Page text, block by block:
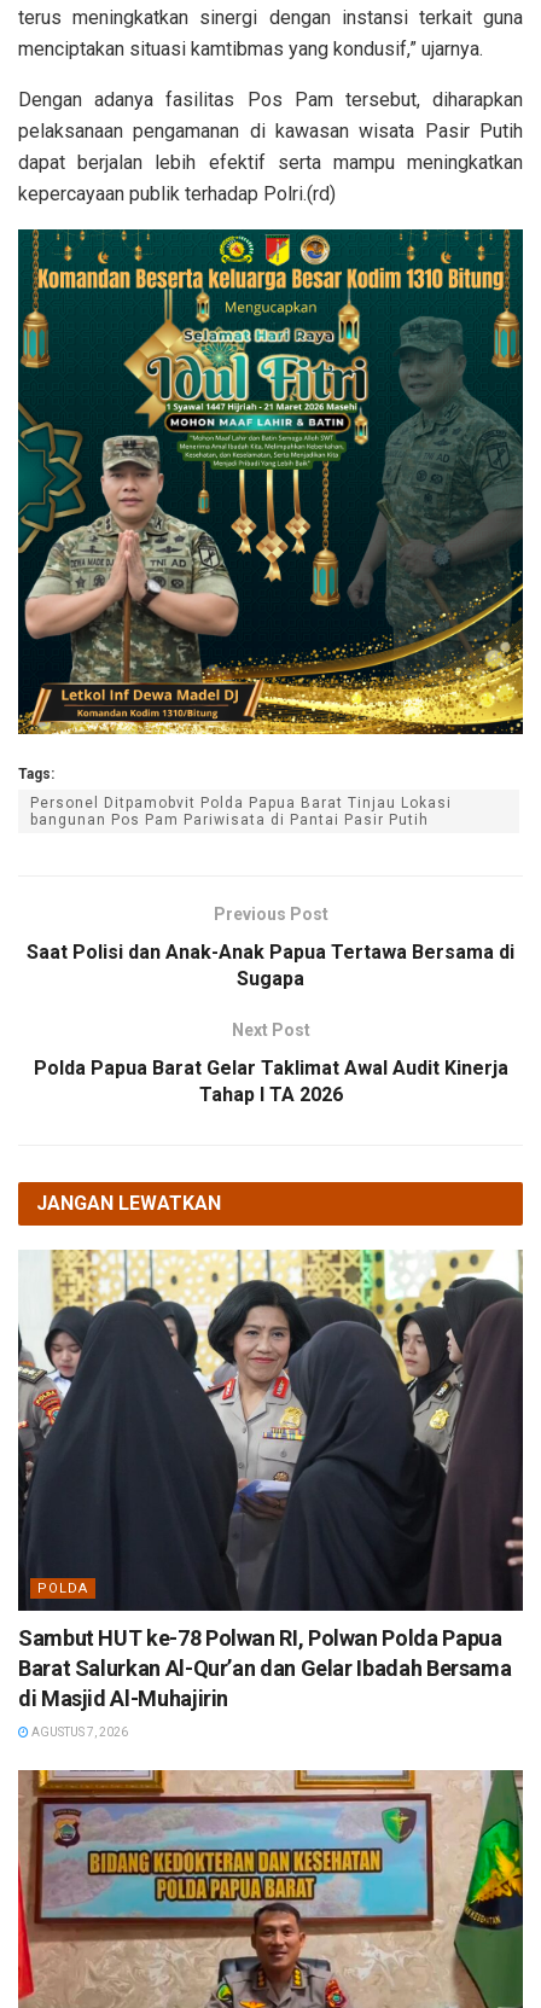
terus meningkatkan sinergi dengan instansi terkait guna
menciptakan situasi kamtibmas yang kondusif,” ujarnya.
Dengan adanya fasilitas Pos Pam tersebut, diharapkan
pelaksanaan pengamanan di kawasan wisata Pasir Putih
dapat berjalan lebih efektif serta mampu meningkatkan
kepercayaan publik terhadap Polri.(rd)
Tags:
Personel Ditpamobvit Polda Papua Barat Tinjau Lokasi
bangunan Pos Pam Pariwisata di Pantai Pasir Putih
Previous Post
Saat Polisi dan Anak-Anak Papua Tertawa Bersama di
Sugapa
Next Post
Polda Papua Barat Gelar Taklimat Awal Audit Kinerja
Tahap I TA 2026
JANGAN LEWATKAN
POLDA
Sambut HUT ke-78 Polwan RI, Polwan Polda Papua
Barat Salurkan Al-Qur’an dan Gelar Ibadah Bersama
di Masjid Al-Muhajirin
AGUSTUS 7, 2026